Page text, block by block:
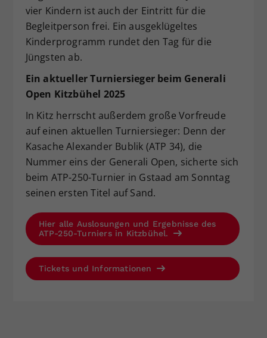
vier Kindern ist auch der Eintritt für die
Begleitperson frei. Ein ausgeklügeltes
Kinderprogramm rundet den Tag für die
Jüngsten ab.
Ein aktueller Turniersieger beim Generali
Open Kitzbühel 2025
In Kitz herrscht außerdem große Vorfreude
auf einen aktuellen Turniersieger: Denn der
Kasache Alexander Bublik (ATP 34), die
Nummer eins der Generali Open, sicherte sich
beim ATP-250-Turnier in Gstaad am Sonntag
seinen ersten Titel auf Sand.
Hier alle Auslosungen und Ergebnisse des
ATP-250-Turniers in Kitzbühel.
Tickets und Informationen